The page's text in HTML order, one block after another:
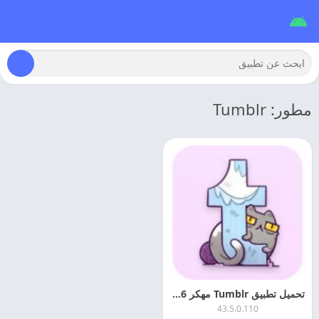
مطور: Tumblr
تحميل تطبيق Tumblr مهكر 2026 اخر اصدار
43.5.0.110